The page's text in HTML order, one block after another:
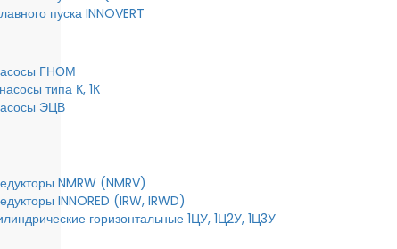
пуска INNOVERT
ГНОМ
типа К, 1К
ЭЦВ
NMRW (NMRV)
INNORED (IRW, IRWD)
горизонтальные 1ЦУ, 1Ц2У, 1Ц3У